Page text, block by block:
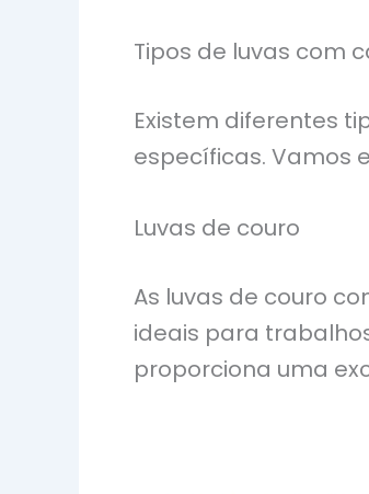
Tipos de luvas com
Existem diferentes
específicas. Vamos
Luvas de couro
As luvas de couro
ideais para
proporciona uma